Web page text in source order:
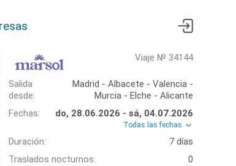
Viaje № 34144
Salida
desde:
Madrid - Albacete - Valencia -
Murcia - Elche - Alicante
Fechas:
do, 28.06.2026 - sá, 04.07.2026
Todas las fechas
Duración:
7 días
Traslados nocturnos:
0